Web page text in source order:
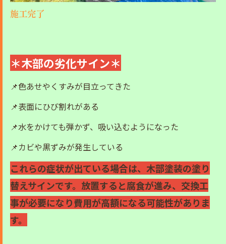
施工完了
＊木部の劣化サイン＊
📌色あせやくすみが目立ってきた
📌表面にひび割れがある
📌水をかけても弾かず、吸い込むようになった
📌カビや黒ずみが発生している
これらの症状が出ている場合は、木部塗装の塗り
替えサインです。放置すると腐食が進み、交換工
事が必要になり費用が高額になる可能性がありま
す。